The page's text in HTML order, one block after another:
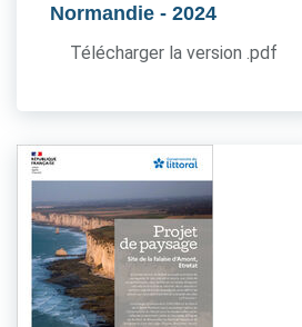
Normandie - 2024
Télécharger la version .pdf